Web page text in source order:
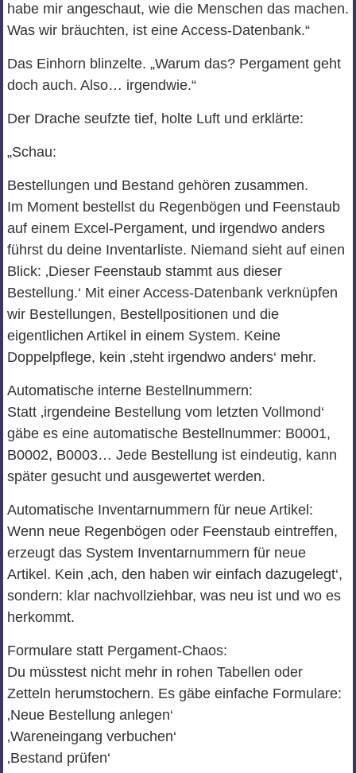
habe mir angeschaut, wie die Menschen das machen.
Was wir bräuchten, ist eine Access-Datenbank.“
Das Einhorn blinzelte. „Warum das? Pergament geht
doch auch. Also… irgendwie.“
Der Drache seufzte tief, holte Luft und erklärte:
„Schau:
Bestellungen und Bestand gehören zusammen.
Im Moment bestellst du Regenbögen und Feenstaub
auf einem Excel‑Pergament, und irgendwo anders
führst du deine Inventarliste. Niemand sieht auf einen
Blick: ‚Dieser Feenstaub stammt aus dieser
Bestellung.‘ Mit einer Access‑Datenbank verknüpfen
wir Bestellungen, Bestellpositionen und die
eigentlichen Artikel in einem System. Keine
Doppelpflege, kein ‚steht irgendwo anders‘ mehr.
Automatische interne Bestellnummern:
Statt ‚irgendeine Bestellung vom letzten Vollmond‘
gäbe es eine automatische Bestellnummer: B0001,
B0002, B0003… Jede Bestellung ist eindeutig, kann
später gesucht und ausgewertet werden.
Automatische Inventarnummern für neue Artikel:
Wenn neue Regenbögen oder Feenstaub eintreffen,
erzeugt das System Inventarnummern für neue
Artikel. Kein ‚ach, den haben wir einfach dazugelegt‘,
sondern: klar nachvollziehbar, was neu ist und wo es
herkommt.
Formulare statt Pergament-Chaos:
Du müsstest nicht mehr in rohen Tabellen oder
Zetteln herumstochern. Es gäbe einfache Formulare:
‚Neue Bestellung anlegen‘
‚Wareneingang verbuchen‘
‚Bestand prüfen‘